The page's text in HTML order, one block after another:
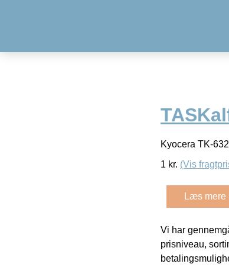
Kyocera TK-
1 kr. (Vis
Læs mere
Vi har
prisniveau,